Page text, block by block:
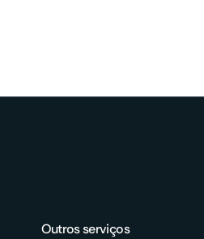
Outros serviços